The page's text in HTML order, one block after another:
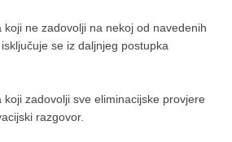
koji ne zadovolji na nekoj od navedenih
se iz daljnjeg postupka
koji zadovolji sve eliminacijske provjere
razgovor.